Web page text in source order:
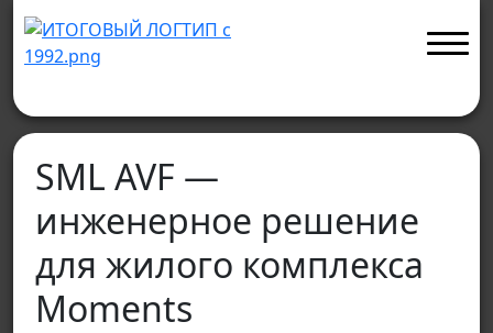
SML AVF —
инженерное решение
для жилого комплекса
Moments